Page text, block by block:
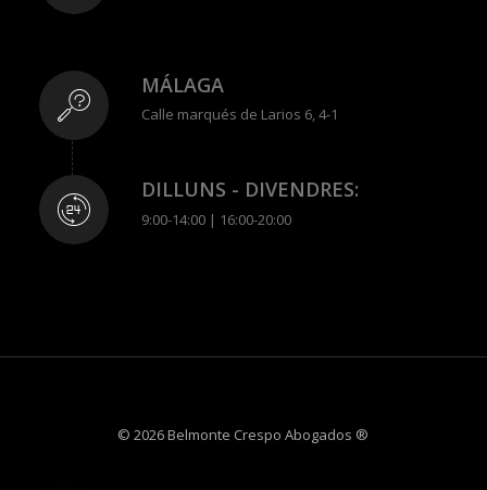
MÁLAGA
Calle marqués de Larios 6, 4-1
DILLUNS - DIVENDRES:
9:00-14:00 | 16:00-20:00
© 2026 Belmonte Crespo Abogados ®